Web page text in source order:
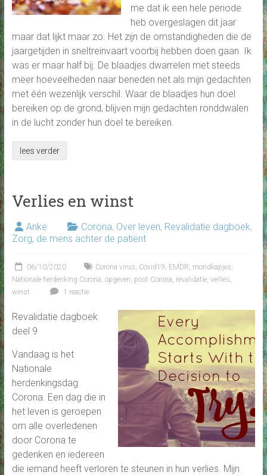
me dat ik een hele periode
heb overgeslagen dit jaar
maar dat lijkt maar zo. Het zijn de omstandigheden die de
jaargetijden in sneltreinvaart voorbij hebben doen gaan. Ik
was er maar half bij. De blaadjes dwarrelen met steeds
meer hoeveelheden naar beneden net als mijn gedachten
met één wezenlijk verschil. Waar de blaadjes hun doel
bereiken op de grond, blijven mijn gedachten ronddwalen
in de lucht zonder hun doel te bereiken.
lees verder
Verlies en winst
Anke Corona, Over leven, Revalidatie dagboek,
Zorg, de mens achter de patiënt
06/10/2020 Corona virus Covid19 EMDR mondkapjes
Nationale herdenking Corona opgeven post Corona revalidatie, verlies
winst
1 reactie
Revalidatie dagboek
deel 9
Vandaag is het
Nationale
herdenkingsdag
Corona. Een dag die in
het leven is geroepen
om alle overledenen
door Corona te
gedenken en iedereen
die iemand heeft verloren te steunen in hun verlies. Mijn